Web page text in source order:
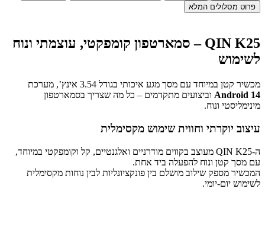
פרוט מסלולים המלא
QIN K25 – סמארטפון קומפקטי, עוצמתי ונוח
לשימוש
מכשיר קטן במיוחד עם מסך מגע איכותי בגודל 3.54 אינץ’, מערכת
Android 14 וביצועים מתקדמים – כל מה שצריך בסמארטפון
מינימליסטי ונוח.
עיצוב יוקרתי וחווית שימוש מקסימלית
ה-QIN K25 מעוצב בקווים מודרניים ואלגנטיים, קל וקומפקטי במיוחד,
עם מסך קטן ונוח להפעלה ביד אחת.
המכשיר מספק שילוב מושלם בין פונקציונליות לבין נוחות מקסימלית
לשימוש יום-יומי.